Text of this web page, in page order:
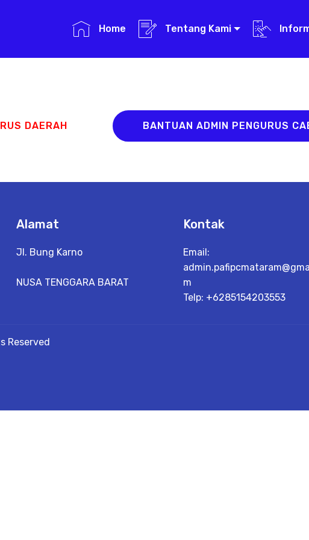
Home Tentang Kami
DAERAH BANTUAN ADMIN PENGURUS
Alamat
Jl. Bung Karno
NUSA TENGGARA BARAT
Kontak
Email:
m
Telp: +6285154203553
Reserved